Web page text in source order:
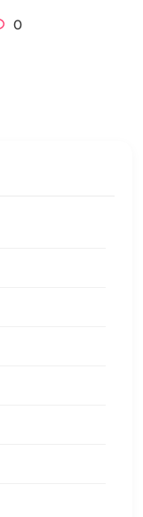
0